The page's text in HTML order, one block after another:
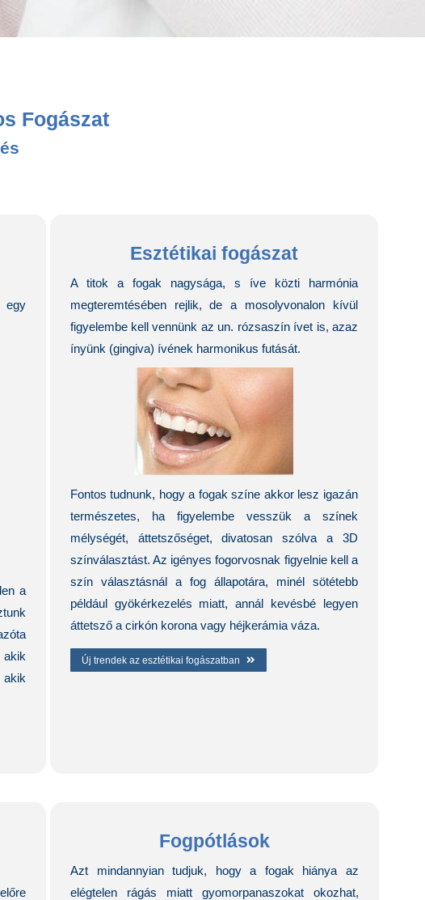
Fogászat
egy
a
akik
Esztétikai fogászat
A titok a fogak nagysága, s íve közti harmónia
megteremtésében rejlik, de a mosolyvonalon kívül
figyelembe kell vennünk az un. rózsaszín ívet is, azaz
ínyünk (gingiva) ívének harmonikus futását.
Fontos tudnunk, hogy a fogak színe akkor lesz igazán
természetes, ha figyelembe vesszük a színek
mélységét, áttetszőséget, divatosan szólva a 3D
színválasztást. Az igényes fogorvosnak figyelnie kell a
szín választásnál a fog állapotára, minél sötétebb
például gyökérkezelés miatt, annál kevésbé legyen
áttetsző a cirkón korona vagy héjkerámia váza.
Új trendek az esztétikai fogászatban
Fogpótlások
Azt mindannyian tudjuk, hogy a fogak hiánya az
elégtelen rágás miatt gyomorpanaszokat okozhat,